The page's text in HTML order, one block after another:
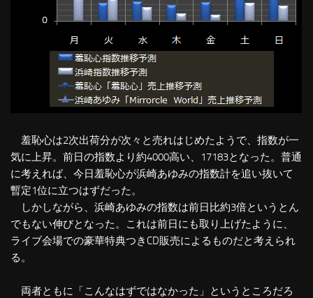
羞恥心は2次出荷分が次々と売れはじめたようで、指数が一
気に上昇。前日の指数より約4000高い、17183となった。普通
に考えれば、今日羞恥心が浜崎あゆみの指数計を追い抜いて
暫定1位に立つはずだった。
しかしながら、浜崎あゆみの指数は前日比約3倍というとん
でもない伸びとなった。これは前日にも取り上げたように、
ライブ会場での豪華特典つきCD販売によるものだと考えられ
る。
両者ともに「こんなはずではなかった」というところだろ